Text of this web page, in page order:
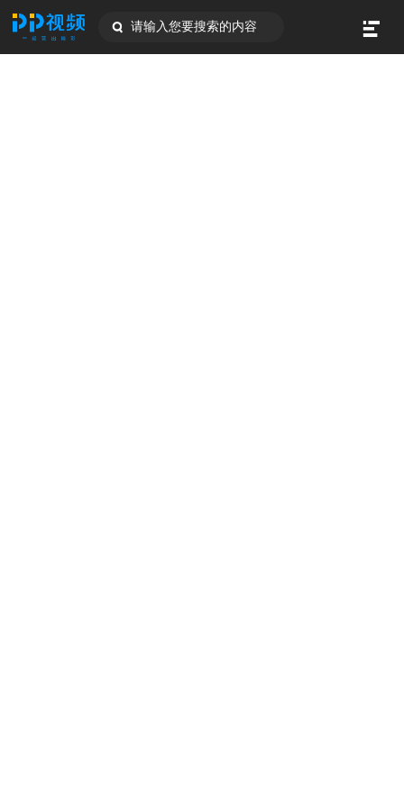
请输入您要搜索的内容